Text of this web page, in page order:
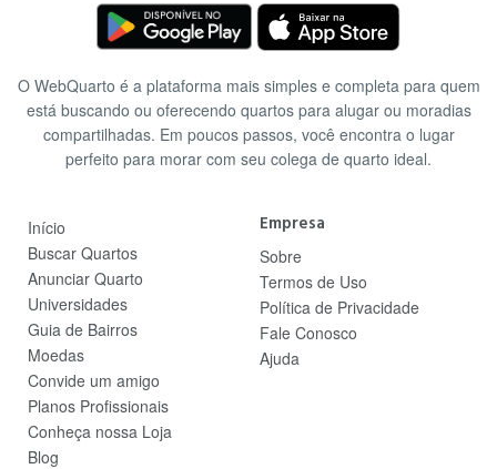
O WebQuarto é a plataforma mais simples e completa para quem
está buscando ou oferecendo quartos para alugar ou moradias
compartilhadas. Em poucos passos, você encontra o lugar
perfeito para morar com seu colega de quarto ideal.
Início
Buscar Quartos
Anunciar Quarto
Universidades
Guia de Bairros
Moedas
Convide um amigo
Planos Profissionais
Conheça nossa Loja
Blog
Empresa
Sobre
Termos de Uso
Política de Privacidade
Fale Conosco
Ajuda